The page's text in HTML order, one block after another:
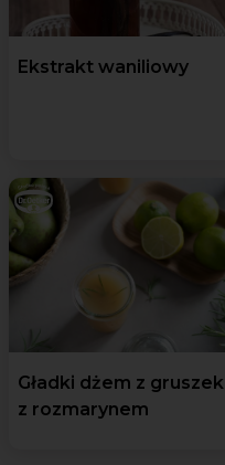
Ekstrakt waniliowy
Gładki dżem z gruszek
z rozmarynem